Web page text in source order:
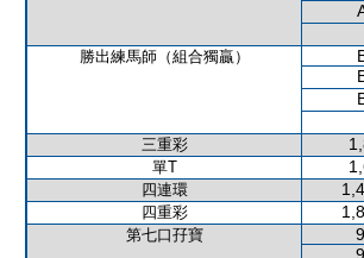
勝出練馬師（組合獨贏）
三重彩
單T
四連環
四重彩
第七口孖寶